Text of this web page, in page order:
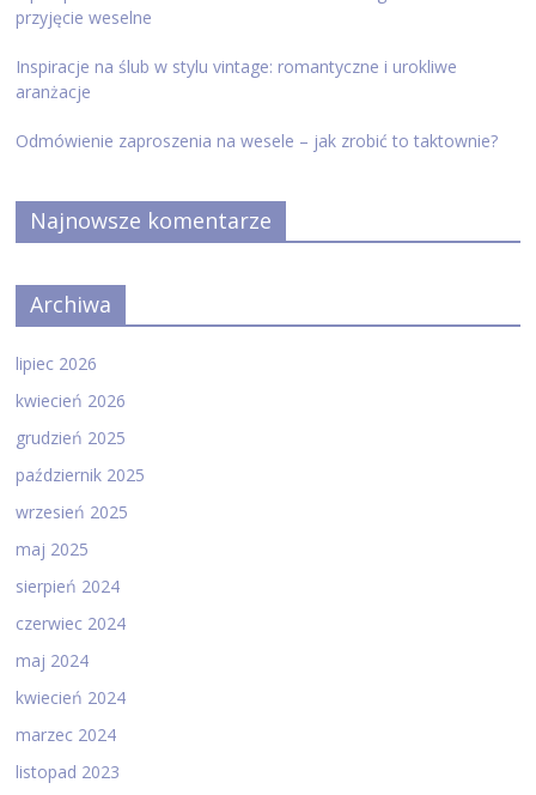
przyjęcie weselne
Inspiracje na ślub w stylu vintage: romantyczne i urokliwe
aranżacje
Odmówienie zaproszenia na wesele – jak zrobić to taktownie?
Najnowsze komentarze
Archiwa
lipiec 2026
kwiecień 2026
grudzień 2025
październik 2025
wrzesień 2025
maj 2025
sierpień 2024
czerwiec 2024
maj 2024
kwiecień 2024
marzec 2024
listopad 2023